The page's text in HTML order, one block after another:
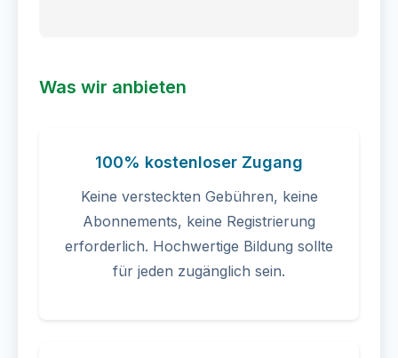
Was wir anbieten
100% kostenloser Zugang
Keine versteckten Gebühren, keine
Abonnements, keine Registrierung
erforderlich. Hochwertige Bildung sollte
für jeden zugänglich sein.